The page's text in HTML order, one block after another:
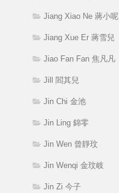
Jiang Xiao Ne 蔣小呢
Jiang Xue Er 蔣雪兒
Jiao Fan Fan 焦凡凡
Jill 閻其兒
Jin Chi 金池
Jin Ling 錦零
Jin Wen 曾靜玟
Jin Wenqi 金玟岐
Jin Zi 今子